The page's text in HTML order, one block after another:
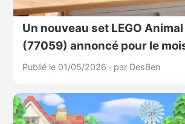
Un nouveau set LEGO
(77059) annoncé pour le
Publié le 01/05/2026 · par DesBen